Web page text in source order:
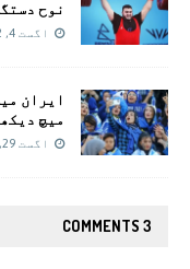
نوح
اگست 4, 2022
ایران
میچ
اگست 29, 2022
3 COMMENTS